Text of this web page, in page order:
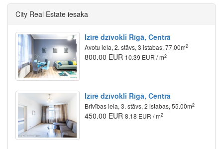
City Real Estate iesaka
Izīrē dzīvokli Rīgā, Centrā
Avotu iela, 2. stāvs, 3 istabas, 77.00m2
800.00 EUR 10.39 EUR / m2
Izīrē dzīvokli Rīgā, Centrā
Brīvības iela, 3. stāvs, 2 istabas, 55.00m2
450.00 EUR 8.18 EUR / m2